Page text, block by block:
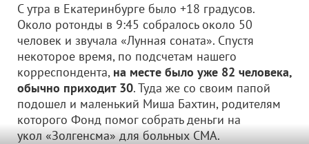
С утра в Екатеринбурге было +18 градусов.
Около ротонды в 9:45 собралось около 50
человек и звучала «Лунная соната». Спустя
некоторое время, по подсчетам нашего
корреспондента, на месте было уже 82 человека,
обычно приходит 30. Туда же со своим папой
подошел и маленький Миша Бахтин, родителям
которого Фонд помог собрать деньги на
укол «Золгенсма» для больных СМА.